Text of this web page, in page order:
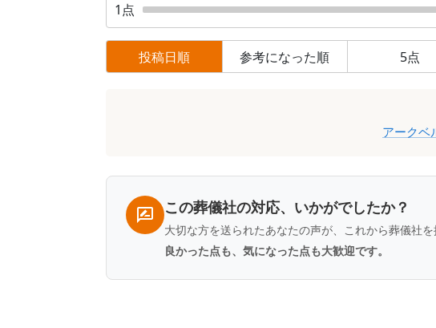
1 点
投稿日順 参考になった順 5点
アークベ
この葬儀社の対応、いかがでしたか？
大切な方を送られたあなたの声が、これから葬儀社
良かった点も、気になった点も大歓迎です。